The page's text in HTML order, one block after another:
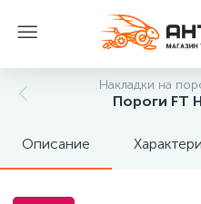
Накладки на
Пороги FT
Описание